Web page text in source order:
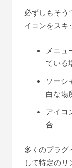
必ずしもそう
イコンをスキ
メニュ
ている
ソーシ
白な場
アイコ
合
多くのプラグ
して特定のリ